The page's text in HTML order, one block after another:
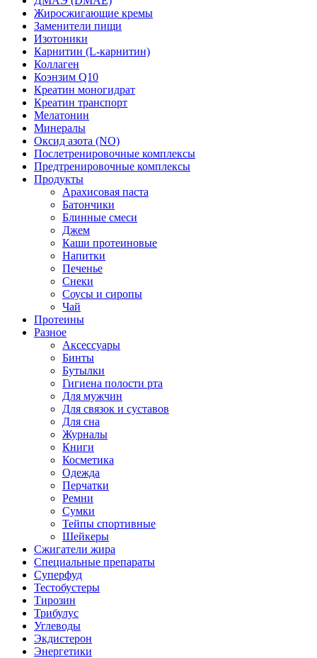
Жиросжигающие кремы
Заменители пищи
Изотоники
Карнитин (L-карнитин)
Коллаген
Коэнзим Q10
Креатин моногидрат
Креатин транспорт
Мелатонин
Минералы
Оксид азота (NO)
Послетренировочные комплексы
Предтренировочные комплексы
Продукты
Арахисовая паста
Батончики
Блинные смеси
Джем
Каши протеиновые
Напитки
Печенье
Снеки
Соусы и сиропы
Чай
Протеины
Разное
Аксессуары
Бинты
Бутылки
Гигиена полости рта
Для мужчин
Для связок и суставов
Для сна
Журналы
Книги
Косметика
Одежда
Перчатки
Ремни
Сумки
Тейпы спортивные
Шейкеры
Сжигатели жира
Специальные препараты
Суперфуд
Тестобустеры
Тирозин
Трибулус
Углеводы
Экдистерон
Энергетики